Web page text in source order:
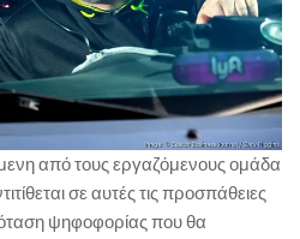
από τους εργαζόμενους ομάδα
σε αυτές τις προσπάθειες
ψηφοφορίας που θα